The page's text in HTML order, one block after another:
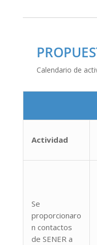
Calendario de
Actividad
Se
proporcionaro
n contactos
de SENER a